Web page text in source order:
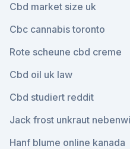
Cbd market size uk
Cbc cannabis toronto
Rote scheune cbd creme
Cbd oil uk law
Cbd studiert reddit
Jack frost unkraut
Hanf blume online kanada